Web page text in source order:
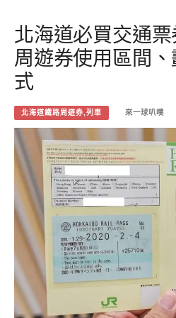
北海道必買交通
周遊券使用區間
式
北海道鐵路周遊券,列車 來一球叭噗